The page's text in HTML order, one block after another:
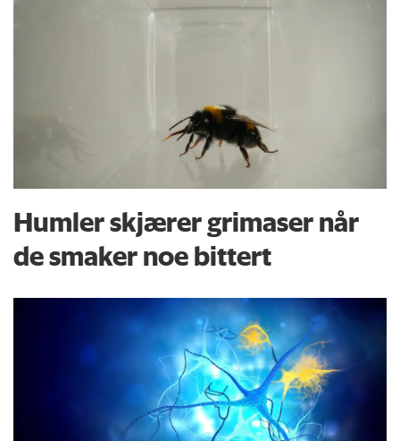
Humler skjærer grimaser når
de smaker noe bittert